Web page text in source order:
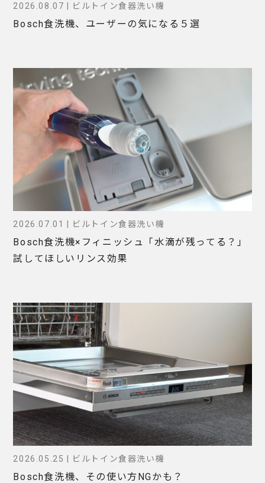
2026.08.07 | ビルトイン食器洗い機
Bosch食洗機、ユーザーの気になる５選
2026.07.01 | ビルトイン食器洗い機
Bosch食洗機×フィニッシュ「水滴が残ってる？」
試してほしいリンス効果
2026.05.25 | ビルトイン食器洗い機
Bosch食洗機、その使い方NGかも？